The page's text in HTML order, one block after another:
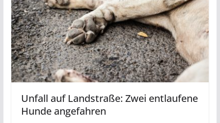
Unfall auf Landstraße: Zwei entlaufene
Hunde angefahren